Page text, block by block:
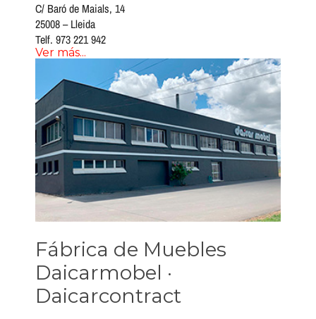
C/ Baró de Maials, 14
25008 – Lleida
Telf. 973 221 942
Ver más...
Fábrica de Muebles
Daicarmobel ·
Daicarcontract